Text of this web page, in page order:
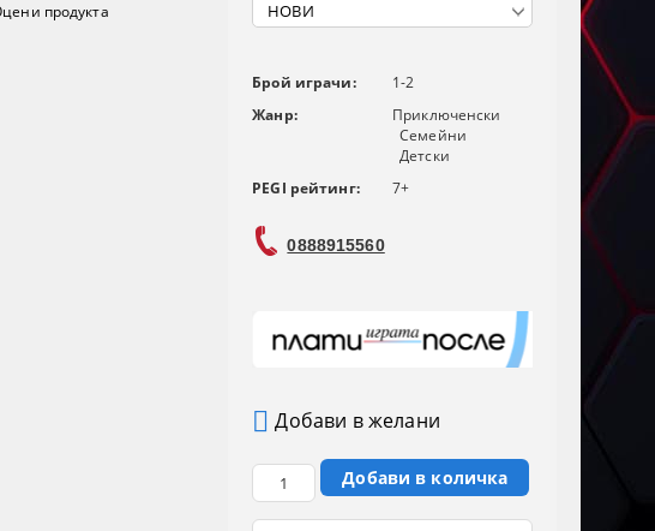
продукта
Брой играчи:
1-2
Жанр:
Приключенски
Семейни
Детски
PEGI рейтинг:
7+
0888915560
Добави в желани